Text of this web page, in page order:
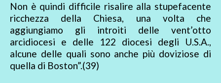
Non è quindi difficile risalire alla stupefacente
ricchezza della Chiesa, una volta che
aggiungiamo gli introiti delle vent’otto
arcidiocesi e delle 122 diocesi degli U.S.A.,
alcune delle quali sono anche più doviziose di
quella di Boston”.(39)